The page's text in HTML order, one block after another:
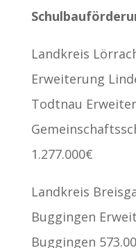
Landkreis
Erweiterung
Todtnau
1.277.000€
Landkreis
Buggingen
Buggingen